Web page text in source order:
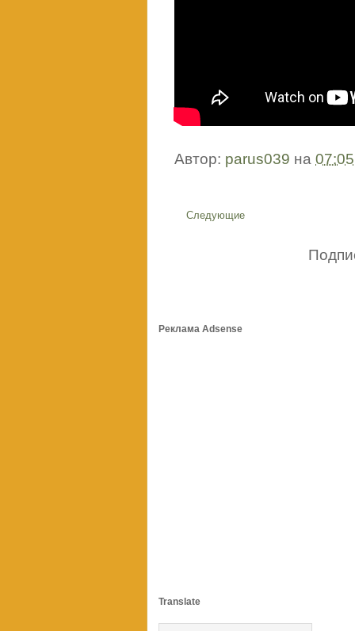
Автор: parus039 на 07:05
Следующие
Реклама Adsense
Translate